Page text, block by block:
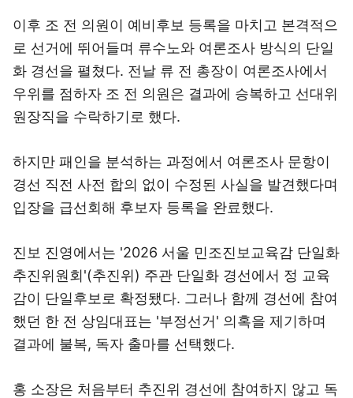
이후 조 전 의원이 예비후보 등록을 마치고 본격적으
로 선거에 뛰어들며 류수노와 여론조사 방식의 단일
화 경선을 펼쳤다. 전날 류 전 총장이 여론조사에서
우위를 점하자 조 전 의원은 결과에 승복하고 선대위
원장직을 수락하기로 했다.
하지만 패인을 분석하는 과정에서 여론조사 문항이
경선 직전 사전 합의 없이 수정된 사실을 발견했다며
입장을 급선회해 후보자 등록을 완료했다.
진보 진영에서는 '2026 서울 민조진보교육감 단일화
추진위원회'(추진위) 주관 단일화 경선에서 정 교육
감이 단일후보로 확정됐다. 그러나 함께 경선에 참여
했던 한 전 상임대표는 '부정선거' 의혹을 제기하며
결과에 불복, 독자 출마를 선택했다.
홍 소장은 처음부터 추진위 경선에 참여하지 않고 독